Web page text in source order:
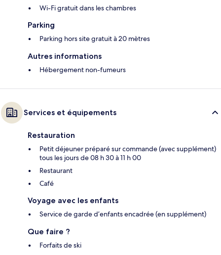
Wi-Fi gratuit dans les chambres
Parking
Parking hors site gratuit à 20 mètres
Autres informations
Hébergement non-fumeurs
Services et équipements
Restauration
Petit déjeuner préparé sur commande (avec supplément)
tous les jours de 08 h 30 à 11 h 00
Restaurant
Café
Voyage avec les enfants
Service de garde d’enfants encadrée (en supplément)
Que faire ?
Forfaits de ski